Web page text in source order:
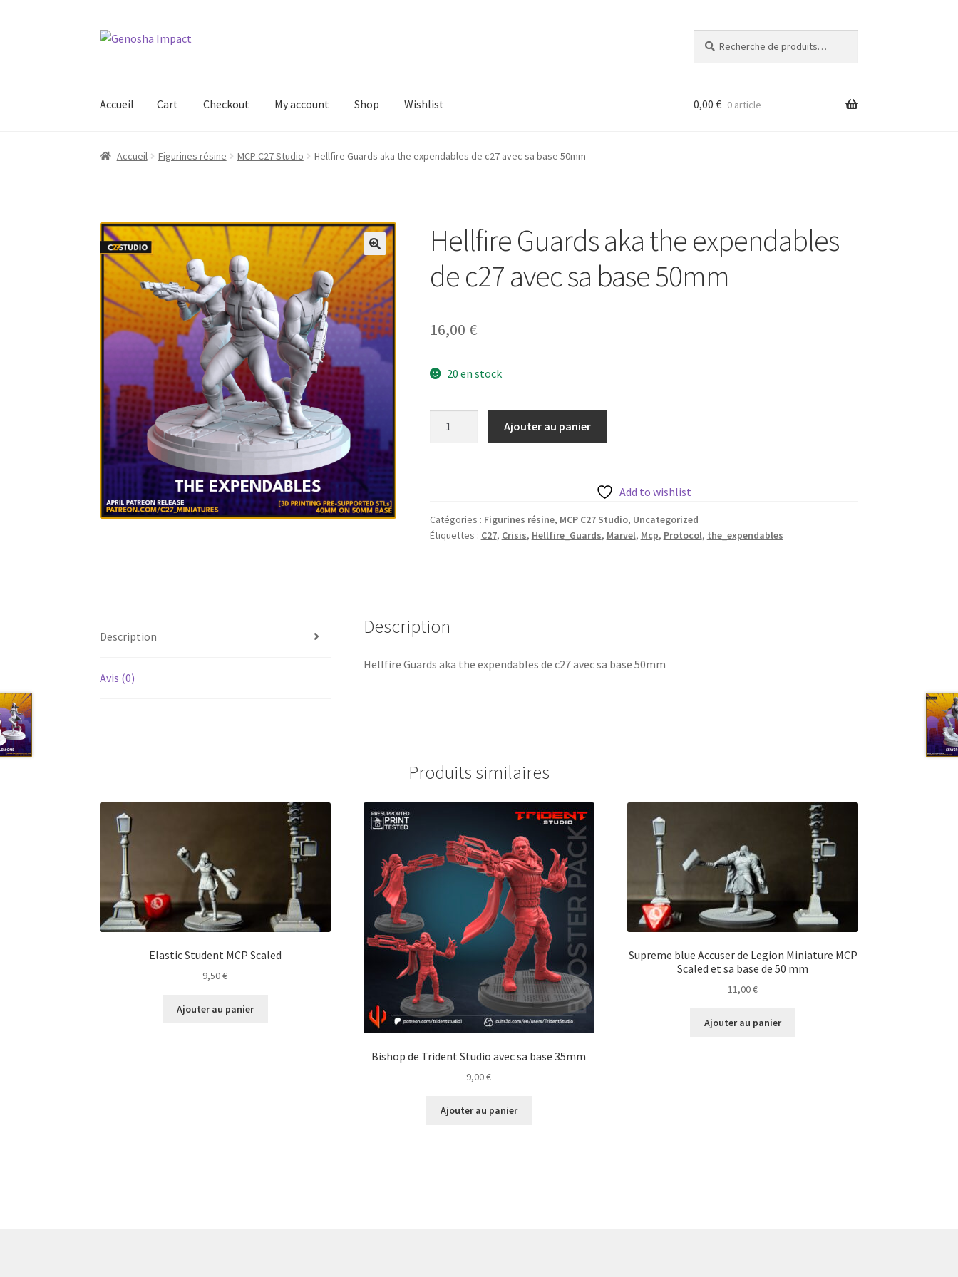
Aller
Aller
pour :
Accueil Cart Checkout My account Shop Wishlist
Accueil Cart Checkout My account Shop Wishlist
0,00 € 0 article
Accueil Figurines résine MCP C27 Studio Hellfire Guards aka the expendables de c27 avec sa base 50mm
Hellfire Guards aka the expendables
de c27 avec sa base 50mm
16,00 €
20 en stock
expendables
de
50mm
Ajouter au panier
Add to wishlist
Catégories : Figurines résine, MCP C27 Studio, Uncategorized
Étiquettes : C27, Crisis, Hellfire_Guards, Marvel, Mcp, Protocol, the_expendables
Description
Avis (0)
Description
Hellfire Guards aka the expendables de c27 avec sa base 50mm
Produits similaires
Elastic Student MCP Scaled
9,50€
Ajouter au panier
Bishop de Trident Studio avec sa base 35mm
9,00€
Ajouter au panier
Supreme blue Accuser de Legion Miniature MCP
Scaled et sa base de 50 mm
11,00€
Ajouter au panier